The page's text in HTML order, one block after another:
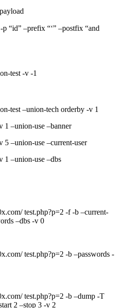
“id” –prefix “‘” –postfix “and
test -v -1
test –union-tech orderby -v 1
1 –union-use –banner
5 –union-use –current-user
1 –union-use –dbs
test.php?p=2 -f -b –current-
–dbs -v 0
test.php?p=2 -b –passwords -
test.php?p=2 -b –dump -T
2 –stop 3 -v 2